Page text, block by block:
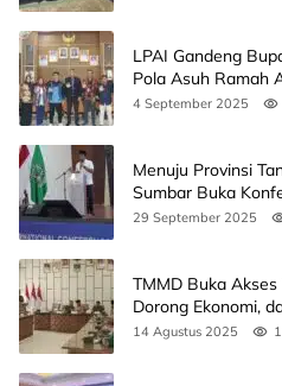
LPAI Gandeng
Pola Asuh Ramah
Ini Jadwalnya
4 September 2025
Menuju Provinsi
Sumbar Buka
Unand
29 September 2025
TMMD Buka
Dorong Ekonomi,
14 Agustus 2025